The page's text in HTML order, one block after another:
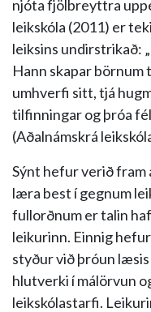
njóta fjölbreyttra
leikskóla (2011) er
leiksins undirstrikað:
Hann skapar
umhverfi sitt, tjá
tilfinningar og þróa
(Aðalnámskrá
Sýnt hefur verið fram
læra best í gegnum
fullorðnum er talin
leikurinn. Einnig
styður við þróun
hlutverki í málörvun
leikskólastarfi.